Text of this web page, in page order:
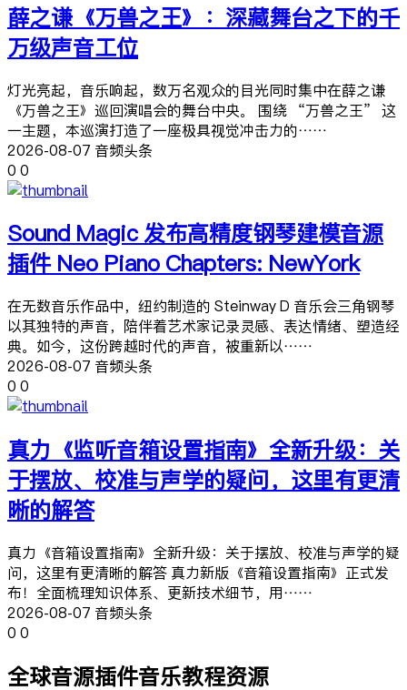
薛之谦《万兽之王》：深藏舞台之下的千
万级声音工位
灯光亮起，音乐响起，数万名观众的目光同时集中在薛之谦
《万兽之王》巡回演唱会的舞台中央。 围绕 “万兽之王” 这
一主题，本巡演打造了一座极具视觉冲击力的……
2026-08-07 音频头条
0 0
Sound Magic 发布高精度钢琴建模音源
插件 Neo Piano Chapters: NewYork
在无数音乐作品中，纽约制造的 Steinway D 音乐会三角钢琴
以其独特的声音，陪伴着艺术家记录灵感、表达情绪、塑造经
典。如今，这份跨越时代的声音，被重新以……
2026-08-07 音频头条
0 0
真力《监听音箱设置指南》全新升级：关
于摆放、校准与声学的疑问，这里有更清
晰的解答
真力《音箱设置指南》全新升级：关于摆放、校准与声学的疑
问，这里有更清晰的解答 真力新版《音箱设置指南》正式发
布！全面梳理知识体系、更新技术细节，用……
2026-08-07 音频头条
0 0
全球音源插件音乐教程资源